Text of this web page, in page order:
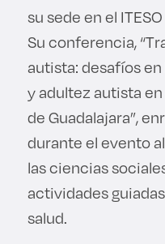
su sede en el
Su conferencia,
autista: desafíos
y adultez autista
de Guadalajara”,
durante el evento
las ciencias
actividades
salud.